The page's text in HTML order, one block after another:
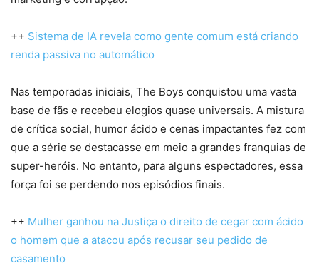
++ Sistema de IA revela como gente comum está criando
renda passiva no automático
Nas temporadas iniciais, The Boys conquistou uma vasta
base de fãs e recebeu elogios quase universais. A mistura
de crítica social, humor ácido e cenas impactantes fez com
que a série se destacasse em meio a grandes franquias de
super-heróis. No entanto, para alguns espectadores, essa
força foi se perdendo nos episódios finais.
++ Mulher ganhou na Justiça o direito de cegar com ácido
o homem que a atacou após recusar seu pedido de
casamento